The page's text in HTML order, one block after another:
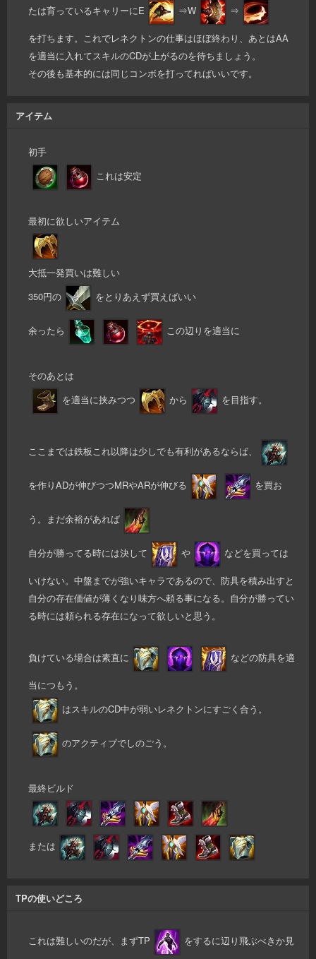
たは育っているキャリーにE ⇒W ⇒
を打ちます。これでレネクトンの仕事はほぼ終わり、あとはAA
を適当に入れてスキルのCDが上がるのを待ちましょう。
その後も基本的には同じコンボを打ってればいいです。
アイテム
初手
これは安定
最初に欲しいアイテム
大抵一発買いは難しい
350円の
をとりあえず買えばいい
余ったら この辺りを適当に
そのあとは
を適当に挟みつつ
から を目指す。
ここまでは鉄板これ以降は少しでも有利があるならば、
を作りADが伸びつつMRやARが伸びる を買お
う。まだ余裕があれば
自分が勝ってる時には決して や などを買っては
いけない。中盤までが強いキャラであるので、防具を積み出すと
自分の存在価値が薄くなり味方へ頼る事になる。自分が勝ってい
る時には頼られる存在になって欲しいと思う。
負けている場合は素直に などの防具を適
当につもう。
はスキルのCD中が弱いレネクトンにすごく合う。
のアクティブでしのごう。
最終ビルド
または
TPの使いどころ
これは難しいのだが、まずTP をするに辺り飛ぶべきか見